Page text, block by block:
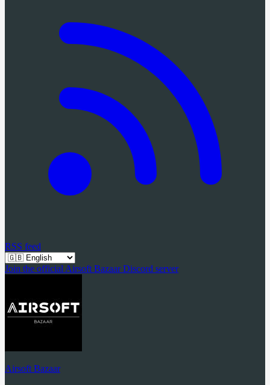
RSS feed
Join the official Airsoft Bazaar Discord server
Airsoft Bazaar